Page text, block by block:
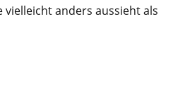
vielleicht anders aussieht als